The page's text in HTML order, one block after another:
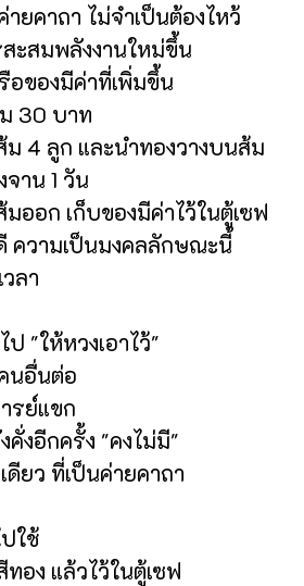
ยคาถา ไม่จำเป็นต้องไหว้
ะสมพลังงานใหม่ขึ้น
อของมีค่าที่เพิ่มขึ้น
30 บาท
ม 4 ลูก และนำทองวางบนส้ม
าน 1 วัน
ออก เก็บของมีค่าไว้ในตู้เซฟ
ความเป็นมงคลลักษณะนี้
ลา
ป "ให้หวงเอาไว้"
นอื่นต่อ
รย์แขก
งอีกครั้ง "คงไม่มี"
ยว ที่เป็นค่ายคาถา
ใช้
อง แล้วไว้ในตู้เซฟ